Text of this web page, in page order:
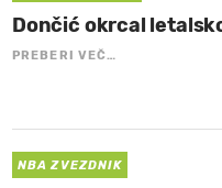
Dončić okrcal
PREBERI VEČ…
NBA ZVEZDNIK